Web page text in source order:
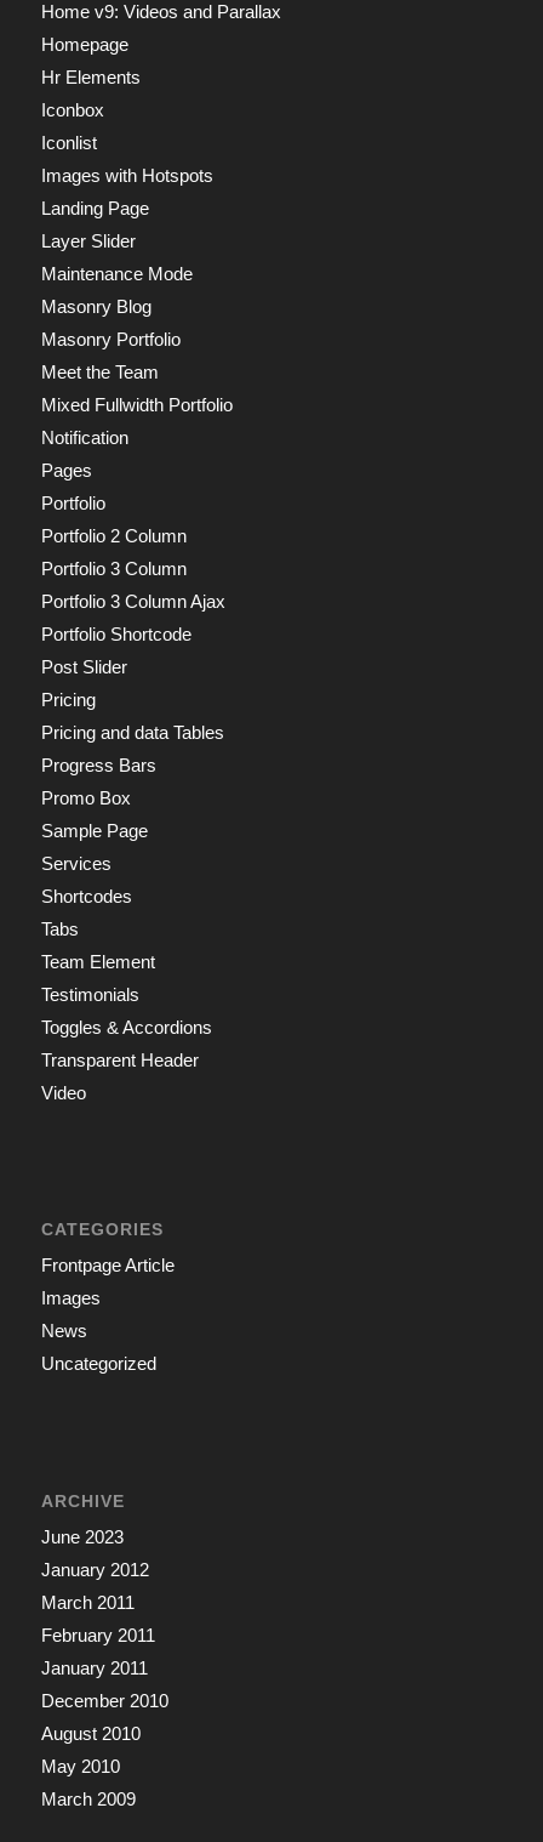
Home v9: Videos and Parallax
Homepage
Hr Elements
Iconbox
Iconlist
Images with Hotspots
Landing Page
Layer Slider
Maintenance Mode
Masonry Blog
Masonry Portfolio
Meet the Team
Mixed Fullwidth Portfolio
Notification
Pages
Portfolio
Portfolio 2 Column
Portfolio 3 Column
Portfolio 3 Column Ajax
Portfolio Shortcode
Post Slider
Pricing
Pricing and data Tables
Progress Bars
Promo Box
Sample Page
Services
Shortcodes
Tabs
Team Element
Testimonials
Toggles & Accordions
Transparent Header
Video
CATEGORIES
Frontpage Article
Images
News
Uncategorized
ARCHIVE
June 2023
January 2012
March 2011
February 2011
January 2011
December 2010
August 2010
May 2010
March 2009